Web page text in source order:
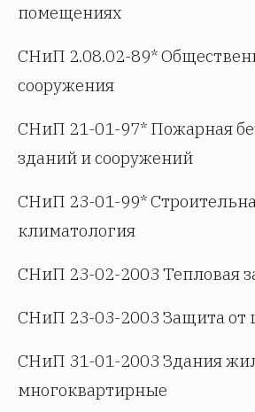
помещениях
СНиП 2.08.02-89*
сооружения
СНиП 21-01-97* Пожарная
зданий и сооружений
СНиП 23-01-99*
климатология
СНиП 23-02-2003 Тепловая
СНиП 23-03-2003 Защита от
СНиП 31-01-2003 Здания
многоквартирные